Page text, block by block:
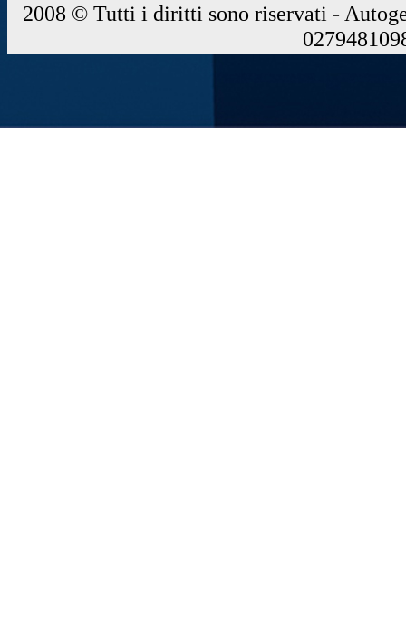
2008 © Tutti i diritti sono riservati -